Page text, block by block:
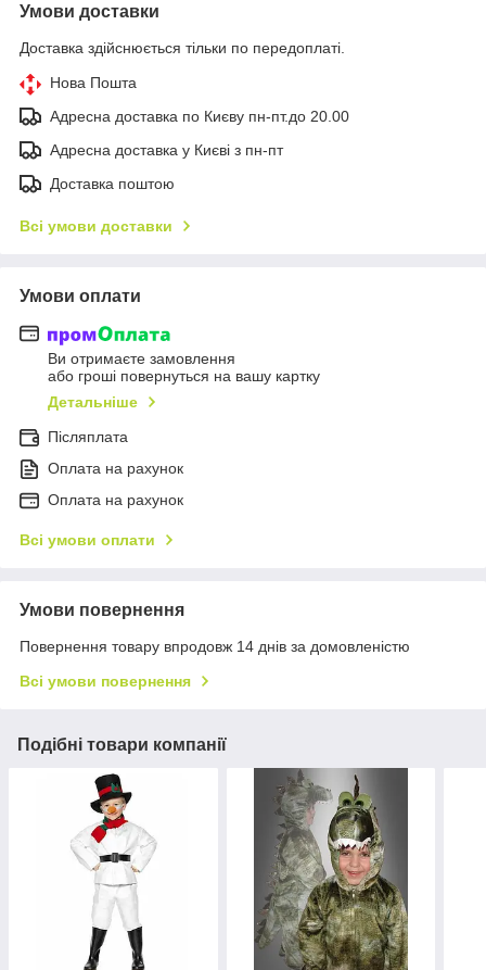
Умови доставки
Доставка здійснюється тільки по передоплаті.
Нова Пошта
Адресна доставка по Києву пн-пт.до 20.00
Адресна доставка у Києві з пн-пт
Доставка поштою
Всі умови доставки
Умови оплати
Ви отримаєте замовлення
або гроші повернуться на вашу картку
Детальніше
Післяплата
Оплата на рахунок
Оплата на рахунок
Всі умови оплати
Умови повернення
Повернення товару впродовж 14 днів за домовленістю
Всі умови повернення
Подібні товари компанії